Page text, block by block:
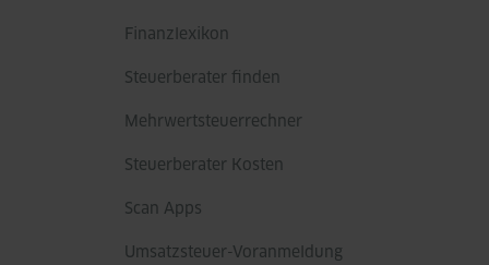
Finanzlexikon
Steuerberater finden
Mehrwertsteuerrechner
Steuerberater Kosten
Scan Apps
Umsatzsteuer-Voranmeldung